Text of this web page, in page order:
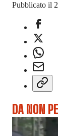
Pubblicato il
DA NON